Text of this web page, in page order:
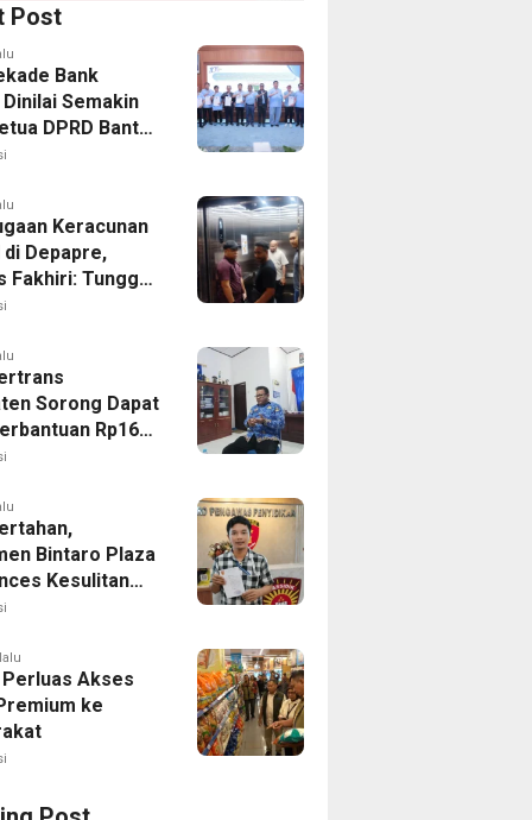
Post
Bank
Semakin
DPRD Banten
Perkuat
Keracunan
Depapre,
Fakhiri: Tunggu
Polda
Sorong Dapat
Rp16
Bintaro Plaza
Kesulitan
Tindak Lanjut
Perluas Akses
ke